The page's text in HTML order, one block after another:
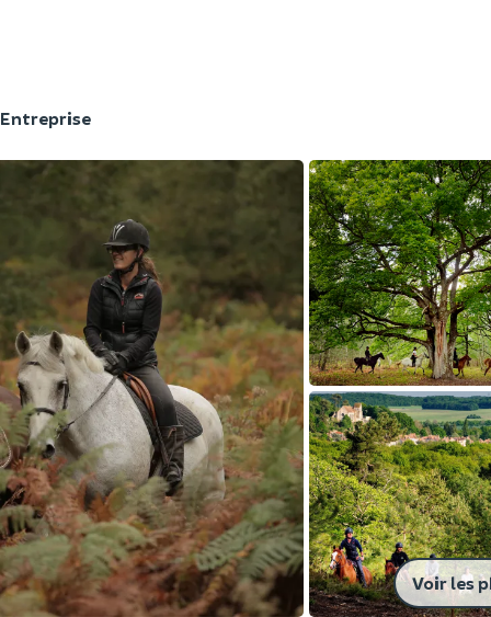
Entreprise
Voir les